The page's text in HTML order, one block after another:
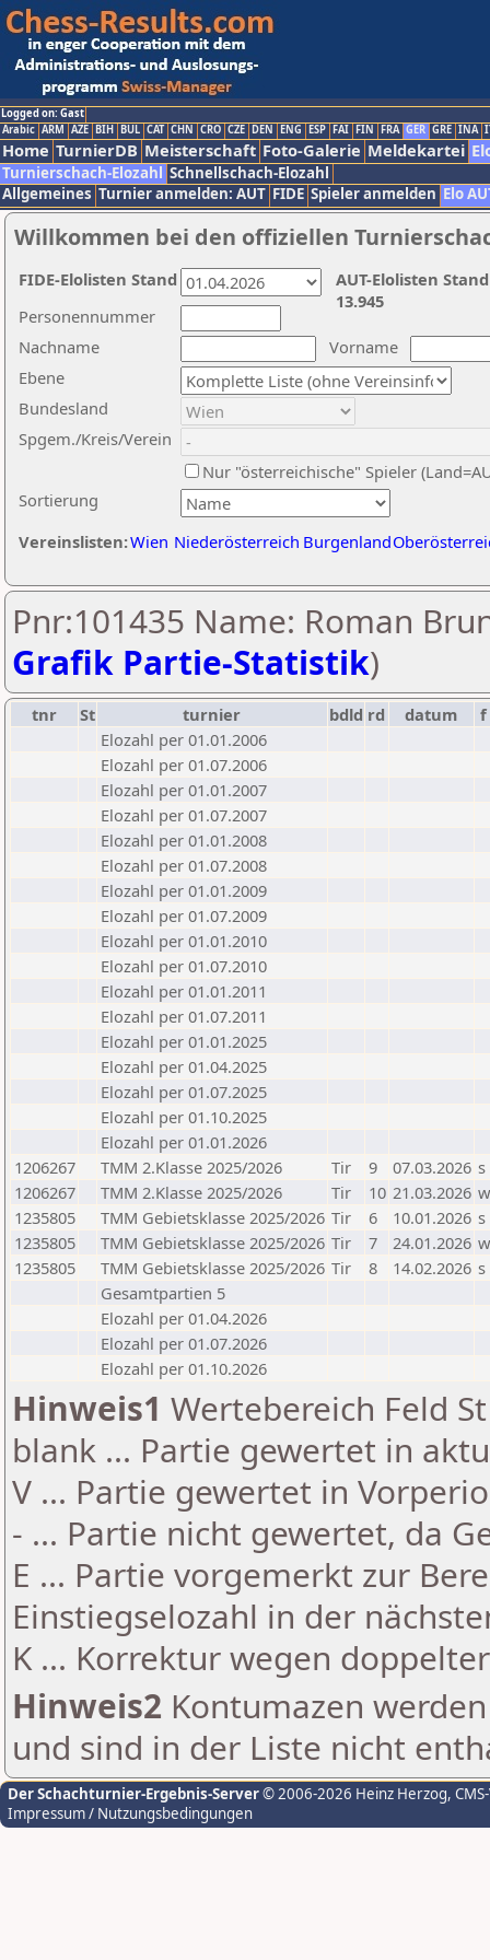
Logged on: Gast
Arabic ARM AZE BIH BUL CAT CHN CRO CZE DEN ENG ESP FAI FIN FRA GER GRE INA
Home TurnierDB Meisterschaft Foto-Galerie Meldekartei
Turnierschach-Elozahl Schnellschach-Elozahl
Allgemeines Turnier anmelden: AUT FIDE Spieler anmelden Elo
Willkommen bei den offiziellen
Nachname
Vorname
Ebene
Sortierung
Personennummer
Bundesland
Spgem./Kreis/Verein
Nur "österreichische" Spieler
Vereinslisten:Wien Niederösterreich Burgenland
AUT-Elolisten
13.945
FIDE-Elolisten Stand
Pnr:101435 Name: Roman
Grafik Partie-Statistik)
tnr St turnier bdld rd datum
f
Elozahl per 01.01.2006
Elozahl per 01.07.2006
Elozahl per 01.01.2007
Elozahl per 01.07.2007
Elozahl per 01.01.2008
Elozahl per 01.07.2008
Elozahl per 01.01.2009
Elozahl per 01.07.2009
Elozahl per 01.01.2010
Elozahl per 01.07.2010
Elozahl per 01.01.2011
Elozahl per 01.07.2011
Elozahl per 01.01.2025
Elozahl per 01.04.2025
Elozahl per 01.07.2025
Elozahl per 01.10.2025
Elozahl per 01.01.2026
1206267
TMM 2.Klasse 2025/2026 Tir 9 07.03.2026 s
1206267
TMM 2.Klasse 2025/2026 Tir 10 21.03.2026 w
1235805
TMM Gebietsklasse 2025/2026 Tir 6 10.01.2026 s
1235805
TMM Gebietsklasse 2025/2026 Tir 7 24.01.2026 w
1235805
TMM Gebietsklasse 2025/2026 Tir 8 14.02.2026 s
Gesamtpartien 5
Elozahl per 01.04.2026
Elozahl per 01.07.2026
Elozahl per 01.10.2026
Hinweis1 Wertebereich Feld
blank ... Partie gewertet in
V ... Partie gewertet in
- ... Partie nicht gewertet, da
E ... Partie vorgemerkt zur
Einstiegselozahl in der
K ... Korrektur wegen
Hinweis2 Kontumazen
und sind in der Liste nicht
Der Schachturnier-Ergebnis-Server© 2006-2026 Heinz Herzog,
Impressum / Nutzungsbedingungen